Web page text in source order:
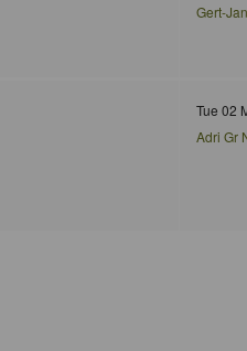
Gert-
Tue 02
Adri Gr